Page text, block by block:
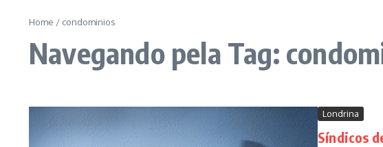
Home / condominios
Navegando pela Tag:
Londrina
Síndicos